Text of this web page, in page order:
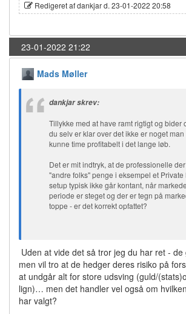
Redigeret af dankjar d. 23-01-2022 20:58
23-01-2022 21:22
Mads Møller
dankjar skrev:
Tillykke med at have ramt rigtigt og bider
du selv er klar over det ikke er noget
kunne time profitabelt i det lange løb.
Det er mit indtryk, at de professionelle
"andre folks" penge i eksempel et Private
setup typisk ikke går kontant, når
periode er steget og der er tegn på
toppe - er det korrekt opfattet?
Uden at vide det så tror jeg du har ret - de
men vil tro at de hedger deres risiko på
at undgår alt for store udsving (guld/
lign)… men det handler vel også om
har valgt?